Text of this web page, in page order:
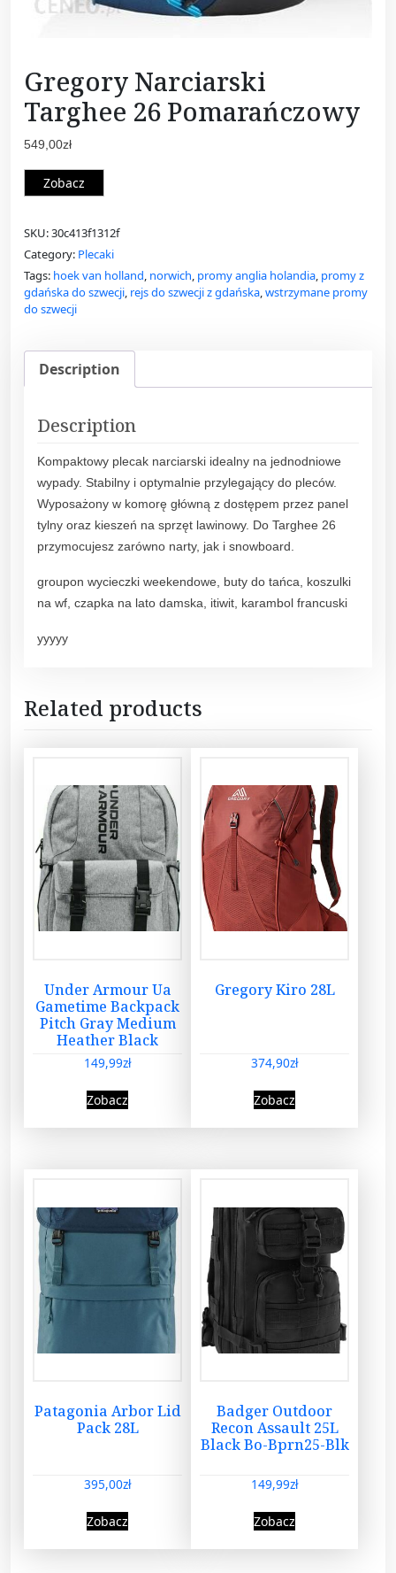
Gregory Narciarski
Targhee 26 Pomarańczowy
549,00zł
Zobacz
SKU:30c413f1312f
Category: Plecaki
Tags: hoek van holland, norwich, promy anglia holandia, promy z
gdańska do szwecji, rejs do szwecji z gdańska,wstrzymane promy
do szwecji
Description
Description
Kompaktowy plecak narciarski idealny na jednodniowe
wypady. Stabilny i optymalnie przylegający do pleców.
Wyposażony w komorę główną z dostępem przez panel
tylny oraz kieszeń na sprzęt lawinowy. Do Targhee 26
przymocujesz zarówno narty, jak i snowboard.
groupon wycieczki weekendowe, buty do tańca, koszulki
na wf, czapka na lato damska, itiwit, karambol francuski
yyyyy
Related products
Under Armour Ua
Gametime Backpack
Pitch Gray Medium
Heather Black
149,99zł
Zobacz
Gregory Kiro 28L
374,90zł
Zobacz
Patagonia Arbor Lid
Pack 28L
395,00zł
Zobacz
Badger Outdoor
Recon Assault 25L
Black Bo-Bprn25-Blk
149,99zł
Zobacz